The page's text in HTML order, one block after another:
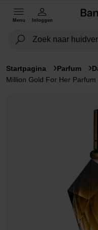
Menu Inloggen
Startpagina Parfum
Million Gold For Her Parfum